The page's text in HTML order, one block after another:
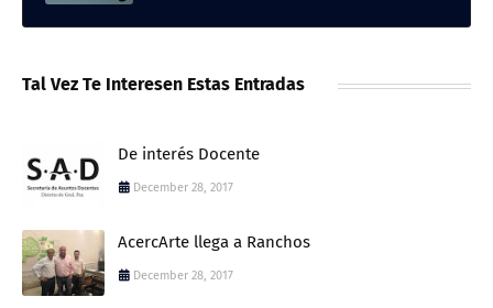
Tal Vez Te Interesen Estas Entradas
De interés Docente
December 28, 2017
AcercArte llega a Ranchos
December 28, 2017